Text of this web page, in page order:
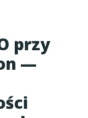
przy
—